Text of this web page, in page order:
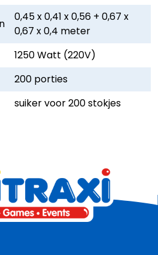
0,45 x 0,41 x 0,56 + 0,67 x
0,67 x 0,4 meter
1250 Watt (220V)
200 porties
suiker voor 200 stokjes